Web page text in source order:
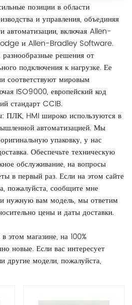
позиции в области
и управления, объединяя
автоматизации, включая Allen-
и Allen-Bradley Software.
решения от
подключения к нагрузке. Ее
соответствуют мировым
ISO9000, европейский код
стандарт CCIB.
ПЛК, HMI широко используются в
автоматизацией. Мы
упаковку, у нас
Обеспечьте техническую
обслуживание, на вопросы
в первый раз. Если на этом сайте
пожалуйста, сообщите мне
нужную вам модель, мы ответим
цены и даты доставки.
этом магазине, на 100%
новые. Если вас интересует
другие модели, пожалуйста,